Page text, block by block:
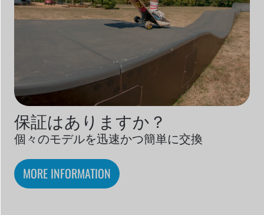
保証はありますか？
個々のモデルを迅速かつ簡単に交換
MORE INFORMATION